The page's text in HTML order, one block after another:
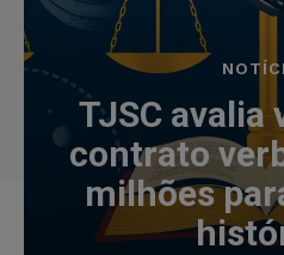
TJSC avalia
contrato
milhões